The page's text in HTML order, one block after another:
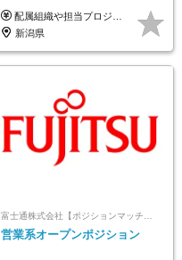
配属組織や担当プロジェクトにより異なります。 想定年収：400万円～1000万円 ※ご経験やスキルに応じて決定します。 ※上記想定年収はあくまでも目安の金額であり、 選考を通じて上下する可能性があります。
新潟県
営業系オープンポジション